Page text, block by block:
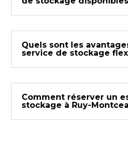
Quels sont les
service de stockage
Comment réserver un
stockage à Ruy-